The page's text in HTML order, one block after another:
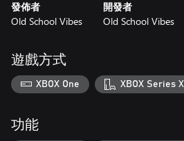
發佈者
Old School Vibes
開發者
Old School Vibes
遊戲方式
XBOX One XBOX Series
功能